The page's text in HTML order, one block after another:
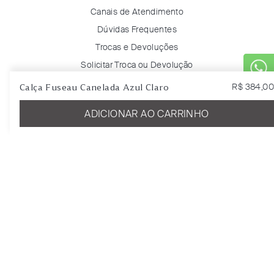
Calça Fuseau Canelada Azul Claro R$ 384,00
ADICIONAR AO CARRINHO
Canais de Atendimento
Dúvidas Frequentes
Trocas e Devoluções
Solicitar Troca ou Devolução
Rastreie seu pedido
Minha Conta